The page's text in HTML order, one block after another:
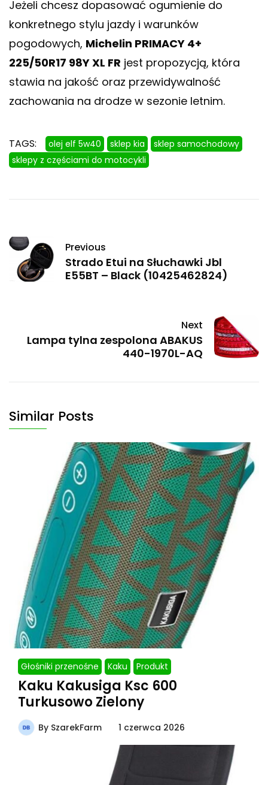
Jeżeli chcesz dopasować ogumienie do
konkretnego stylu jazdy i warunków
pogodowych, Michelin PRIMACY 4+
225/50R17 98Y XL FR jest propozycją, która
stawia na jakość oraz przewidywalność
zachowania na drodze w sezonie letnim.
TAGS: olej elf 5w40 sklep kia
sklep samochodowy
sklepy z częściami do motocykli
Previous
Strado Etui na Słuchawki Jbl
E55BT – Black (10425462824)
Next
Lampa tylna zespolona ABAKUS
440-1970L-AQ
Similar Posts
Głośniki przenośne Kaku Produkt
Kaku Kakusiga Ksc 600
Turkusowo Zielony
By SzarekFarm 1 czerwca 2026